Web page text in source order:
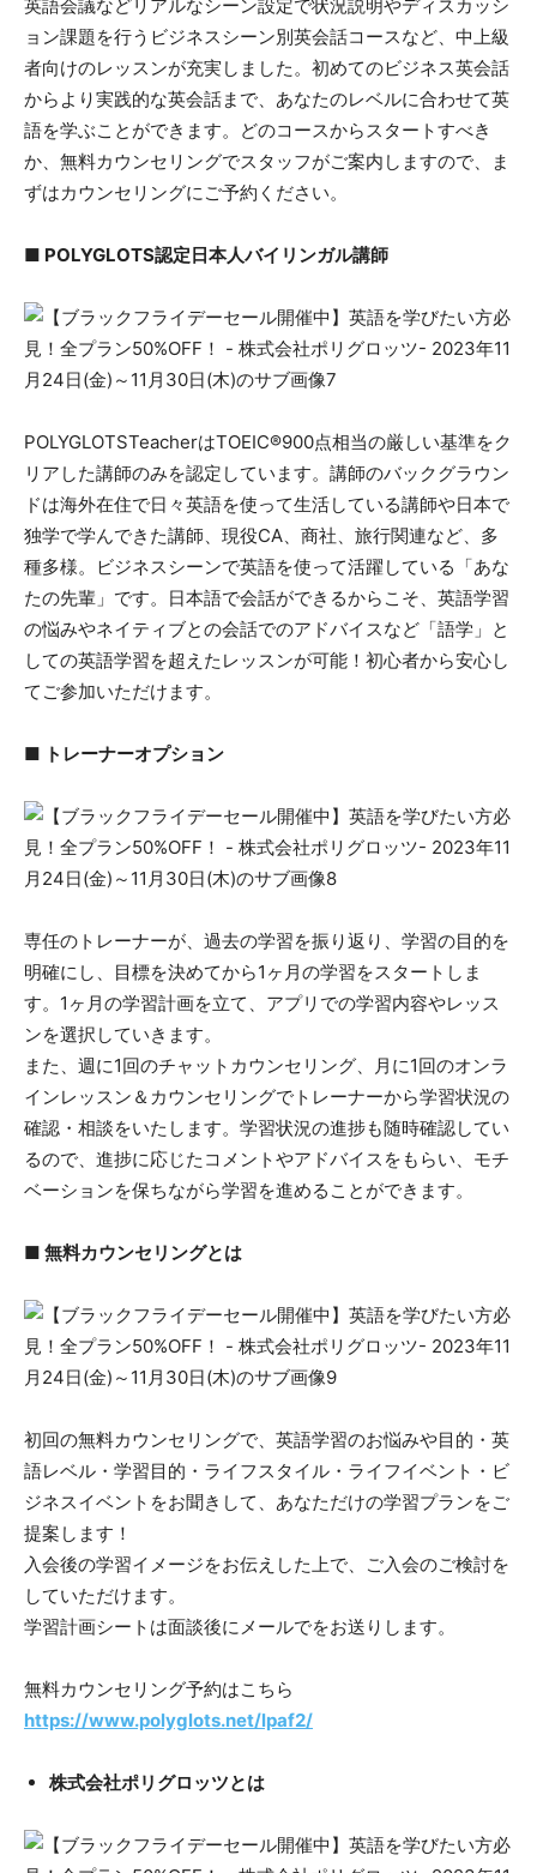
英語会議などリアルなシーン設定で状況説明やディスカッシ
ョン課題を行うビジネスシーン別英会話コースなど、中上級
者向けのレッスンが充実しました。初めてのビジネス英会話
からより実践的な英会話まで、あなたのレベルに合わせて英
語を学ぶことができます。どのコースからスタートすべき
か、無料カウンセリングでスタッフがご案内しますので、ま
ずはカウンセリングにご予約ください。
■ POLYGLOTS認定日本人バイリンガル講師
POLYGLOTSTeacherはTOEIC®900点相当の厳しい基準をク
リアした講師のみを認定しています。講師のバックグラウン
ドは海外在住で日々英語を使って生活している講師や日本で
独学で学んできた講師、現役CA、商社、旅行関連など、多
種多様。ビジネスシーンで英語を使って活躍している「あな
たの先輩」です。日本語で会話ができるからこそ、英語学習
の悩みやネイティブとの会話でのアドバイスなど「語学」と
しての英語学習を超えたレッスンが可能！初心者から安心し
てご参加いただけます。
■ トレーナーオプション
専任のトレーナーが、過去の学習を振り返り、学習の目的を
明確にし、目標を決めてから1ヶ月の学習をスタートしま
す。1ヶ月の学習計画を立て、アプリでの学習内容やレッス
ンを選択していきます。
また、週に1回のチャットカウンセリング、月に1回のオンラ
インレッスン＆カウンセリングでトレーナーから学習状況の
確認・相談をいたします。学習状況の進捗も随時確認してい
るので、進捗に応じたコメントやアドバイスをもらい、モチ
ベーションを保ちながら学習を進めることができます。
■ 無料カウンセリングとは
初回の無料カウンセリングで、英語学習のお悩みや目的・英
語レベル・学習目的・ライフスタイル・ライフイベント・ビ
ジネスイベントをお聞きして、あなただけの学習プランをご
提案します！
入会後の学習イメージをお伝えした上で、ご入会のご検討を
していただけます。
学習計画シートは面談後にメールでをお送りします。
無料カウンセリング予約はこちら
https://www.polyglots.net/lpaf2/
株式会社ポリグロッツとは